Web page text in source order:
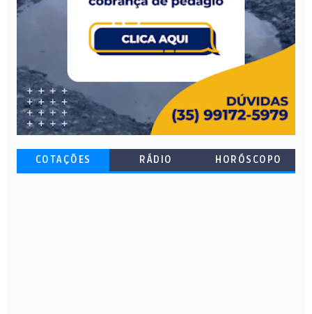
COTAÇÕES RÁDIO HORÓSCOPO